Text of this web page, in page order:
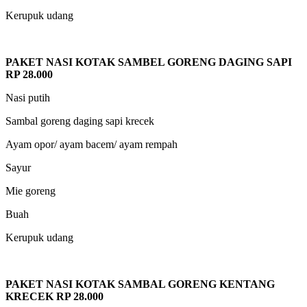
Kerupuk udang
PAKET NASI KOTAK SAMBEL GORENG DAGING SAPI
RP 28.000
Nasi putih
Sambal goreng daging sapi krecek
Ayam opor/ ayam bacem/ ayam rempah
Sayur
Mie goreng
Buah
Kerupuk udang
PAKET NASI KOTAK SAMBAL GORENG KENTANG
KRECEK RP 28.000